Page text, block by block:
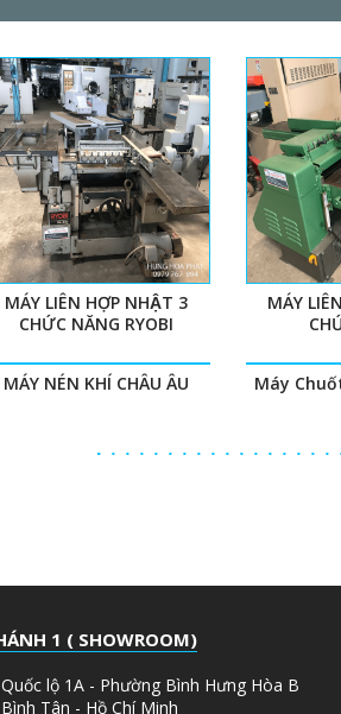
MÁY LIÊN HỢP NHẬT 3
CHỨC NĂNG RYOBI
MÁY
MÁY NÉN KHÍ CHÂU ÂU
Máy
1 ( SHOWROOM)
lộ 1A - Phường Bình Hưng Hòa B
Tân - Hồ Chí Minh